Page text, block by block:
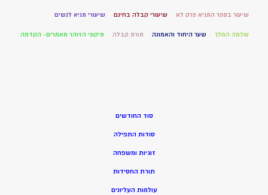
שיעור בספר התניא פרק לא שיעורי קבלה בחינם שיעורי תניא לנשים
שלמה המלך שער היחוד והאמונה תורת קבלה תיקוני הזוהר מאמרים- הקדמה
סוד החודשים
סודות התפילה
זוגיות ומשפחה
תורת החסידות
עולמות העליונים